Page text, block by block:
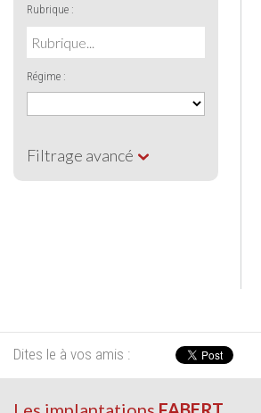
Rubrique :
Régime :
Filtrage avancé
Dites le à vos amis :